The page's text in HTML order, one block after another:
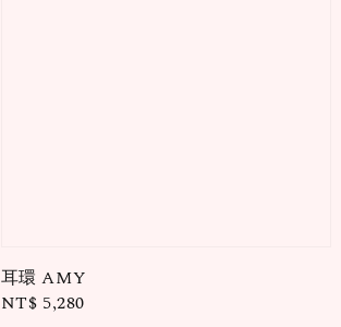
耳環 AMY
Regular
NT$ 5,280